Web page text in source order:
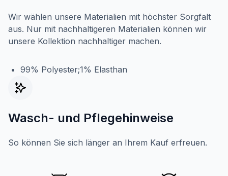
Wir wählen unsere Materialien mit höchster Sorgfalt
aus. Nur mit nachhaltigeren Materialien können wir
unsere Kollektion nachhaltiger machen.
99% Polyester;1% Elasthan
Wasch- und Pflegehinweise
So können Sie sich länger an Ihrem Kauf erfreuen.